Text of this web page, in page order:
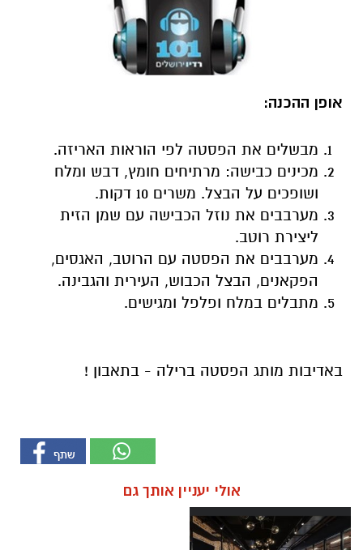
אופן ההכנה:
מבשלים את הפסטה לפי הוראות האריזה.
מכינים כבישה: מרתיחים חומץ, דבש ומלח
ושופכים על הבצל. משרים 10 דקות.
מערבבים את נוזל הכבישה עם שמן הזית
ליצירת רוטב.
מערבבים את הפסטה עם הרוטב, האגסים,
הפקאנים, הבצל הכבוש, העירית והגבינה.
מתבלים במלח ופלפל ומגישים.
באדיבות מותג הפסטה ברילה - בתאבון !
אולי יעניין אותך גם